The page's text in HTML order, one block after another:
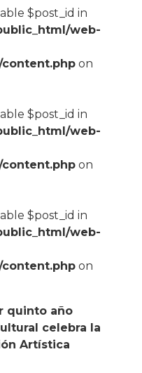
$post_id in
web-
on
$post_id in
web-
on
$post_id in
web-
on
quinto año
celebra la
Artística